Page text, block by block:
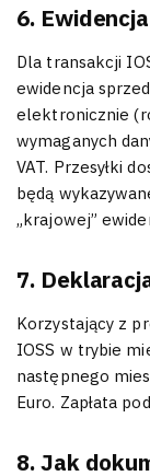
6.
Dla transakcji
ewidencja
elektronicznie
wymaganych
VAT. Przesyłki
będą
„krajowej”
7.
Korzystający z
IOSS w trybie
następnego
Euro. Zapłata
8. Jak